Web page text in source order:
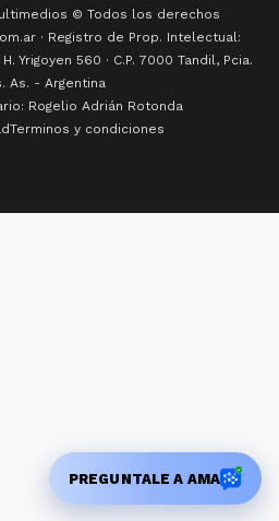
· Registro de Prop. Intelectual:
H. Yrigoyen 560 · C.P. 7000 Tandil, Pcia.
As. - Argentina
Rogelio Adrián Rotonda
Terminos y condiciones
PREGUNTALE A AMA